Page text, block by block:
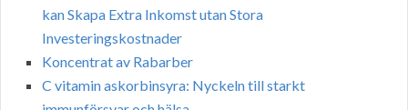
kan Skapa Extra Inkomst utan Stora
Investeringskostnader
Koncentrat av Rabarber
C vitamin askorbinsyra: Nyckeln till starkt